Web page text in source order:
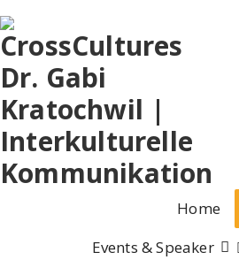
Home
Events & Speaker